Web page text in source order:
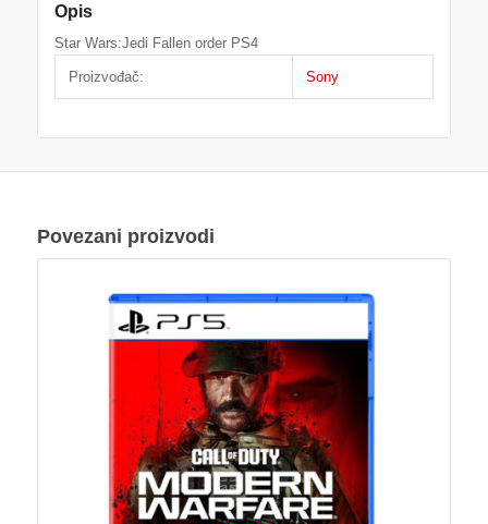
Opis
Star Wars:Jedi Fallen order PS4
Proizvođač: Sony
Povezani proizvodi